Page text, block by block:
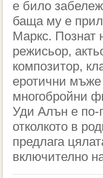
е било
баща му е
Маркс. Познат
режисьор,
композитор,
еротични мъже
многобройни
Уди Алън е по-
отколкото в
предлага
включително